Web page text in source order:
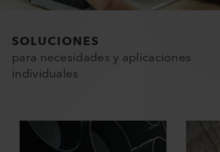
SOLUCIONES
para necesidades y aplicaciones
individuales